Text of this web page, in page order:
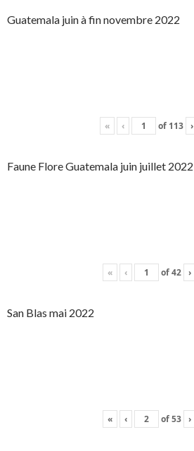
Guatemala juin à fin novembre 2022
« ‹ of 113 ›
Faune Flore Guatemala juin juillet 2022
« ‹ of42 ›
San Blas mai 2022
« ‹ of53 ›